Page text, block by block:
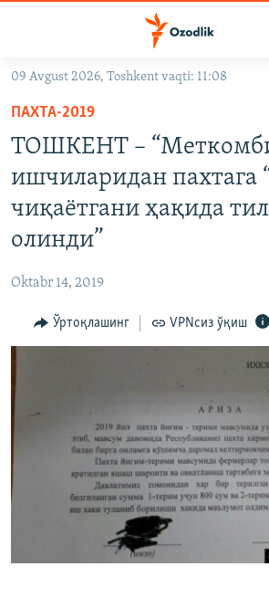
Асосий
навигацияга
ўтинг
Қидиришга
ўтинг
На русском
Озодлик бошқа тилларда
09 Avgust 2026, Toshkent vaqti: 11:08
ПАХТА-2019
ТОШКЕНТ –
ишчиларидан пахтага
чиқаётгани ҳақида
олинди”
Oktabr 14, 2019
Ўртоқлашинг VPNсиз ўқиш